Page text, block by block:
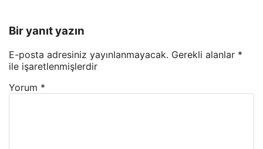
Bir yanıt yazın
E-posta adresiniz yayınlanmayacak. Gerekli alanlar *
ile işaretlenmişlerdir
Yorum *